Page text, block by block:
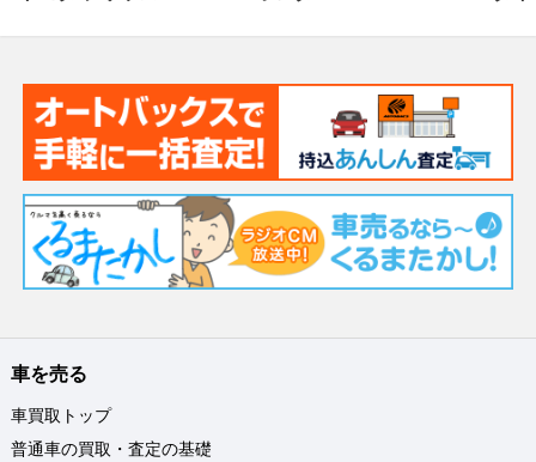
車を売る
車買取トップ
普通車の買取・査定の基礎